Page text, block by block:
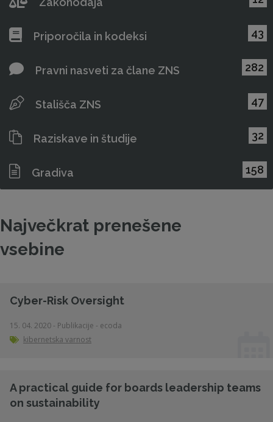
Priporočila in kodeksi 43
Pravni nasveti za člane ZNS 282
Stališča ZNS 47
Raziskave in študije 32
Gradiva 158
Največkrat prenešene
vsebine
Cyber-Risk Oversight
15. 04. 2020 - Publikacije - ecoda
kibernetska varnost
A practical guide for boards leadership teams
on sustainability